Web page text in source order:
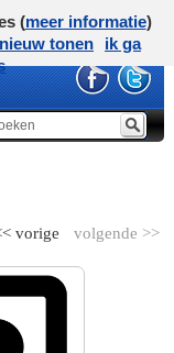
volgende >>
vorige
(meer informatie)
tonen
ik ga